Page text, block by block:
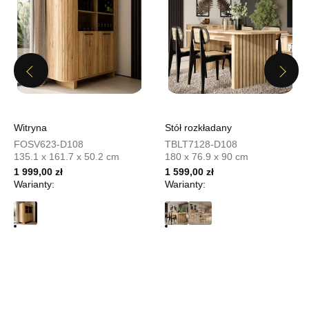
Pn-Pt: 10:00-18:00, Sb: 10:00-15:00
1 899,00 zł 1 519,20 zł
Najniższa cena sprzedawcy z ostatnich 30 dni 1 899,00 zł
Wybierz
SALON MEBLOWY MEBLOSTYL
Salon meblowy
UL.PIONIERÓW 44
66-600 KROSNO ODRZAŃSKIE
Adres e-mail:
meblostyl01@op.pl
Godziny otwarcia
Previous
Witryna
FOSV623-D108
135.1 x 161.7 x 50.2 cm
1 999,00 zł
Warianty:
Stół rozkładany
TBLT7128-D108
180 x 76.9 x 90 cm
1 599,00 zł
Warianty:
Next